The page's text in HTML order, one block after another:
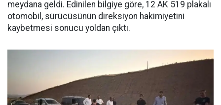
meydana geldi. Edinilen bilgiye göre, 12 AK 519 plakalı
otomobil, sürücüsünün direksiyon hakimiyetini
kaybetmesi sonucu yoldan çıktı.